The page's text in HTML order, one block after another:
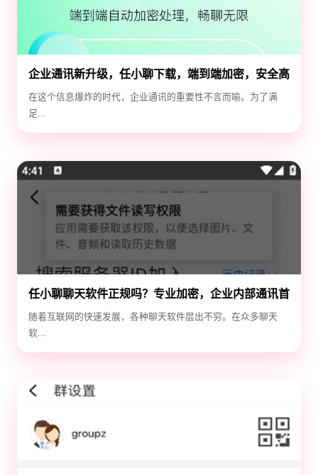
企业通讯新升级，任小聊下载，端到端加密，安全高
效！
在这个信息爆炸的时代，企业通讯的重要性不言而喻。为了满
足...
任小聊聊天软件正规吗？专业加密，企业内部通讯首
选！
随着互联网的快速发展，各种聊天软件层出不穷。在众多聊天
软...